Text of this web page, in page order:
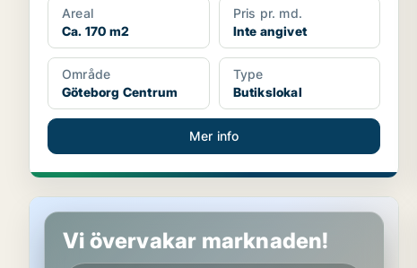
Areal
Ca. 170 m2
Pris pr. md.
Inte angivet
Område
Göteborg Centrum
Type
Butikslokal
Mer info
Butikslokal i Borås
Vi övervakar marknaden!